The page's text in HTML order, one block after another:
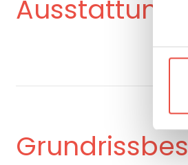
Ausstattung